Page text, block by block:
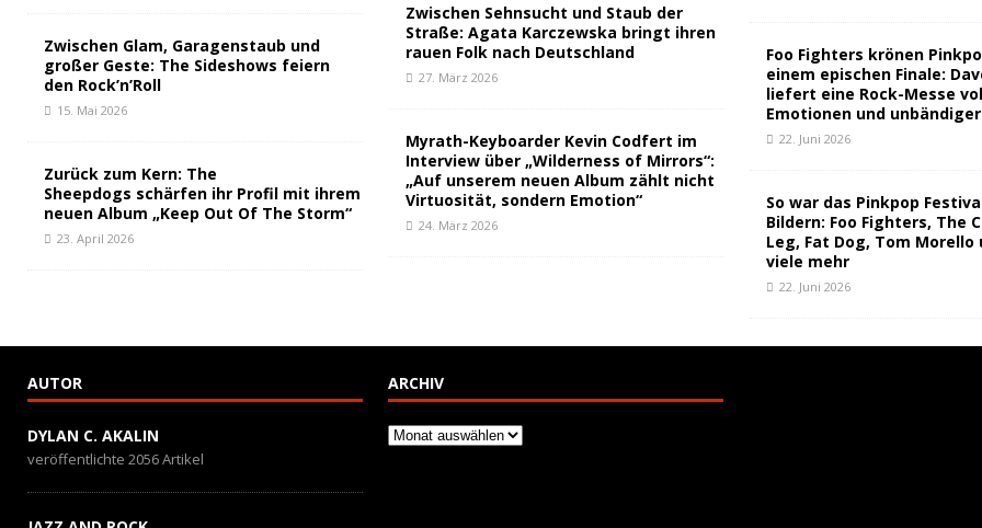
Zwischen Glam, Garagenstaub und
großer Geste: The Sideshows feiern
den Rock’n’Roll
15. Mai 2026
Zurück zum Kern: The
Sheepdogs schärfen ihr Profil mit ihrem
neuen Album „Keep Out Of The Storm“
23. April 2026
Zwischen Sehnsucht und Staub der
Straße: Agata Karczewska bringt ihren
rauen Folk nach Deutschland
27. März 2026
Myrath-Keyboarder Kevin Codfert im
Interview über „Wilderness of Mirrors“:
„Auf unserem neuen Album zählt nicht
Virtuosität, sondern Emotion“
24. März 2026
Foo Fighters krönen
einem epischen Finale:
liefert eine Rock-Messe
Emotionen und
22. Juni 2026
So war das Pinkpop
Bildern: Foo Fighters, The
Leg, Fat Dog, Tom Morello
viele mehr
22. Juni 2026
AUTOR
DYLAN C. AKALIN
veröffentlichte 2056 Artikel
ARCHIV
Archiv